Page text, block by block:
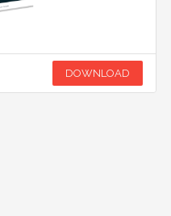
DOWNLOAD